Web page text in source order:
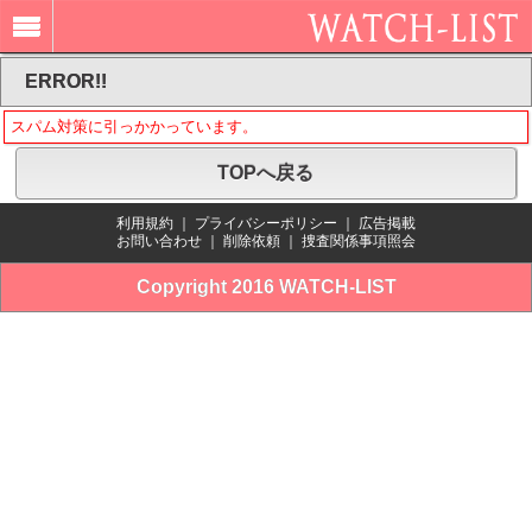
ERROR!!
スパム対策に引っかかっています。
TOPへ戻る
利用規約 プライバシーポリシー
広告掲載
お問い合わせ
削除依頼 捜査関係事項照会
Copyright 2016 WATCH-LIST